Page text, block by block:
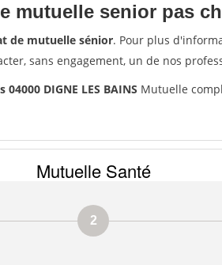
mutuelle senior pas
de mutuelle sénior. Pour plus
sans engagement, un de nos
DIGNE LES BAINS Mutuelle